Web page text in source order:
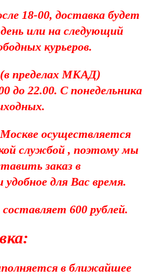
18-00, доставка будет
или на следующий
курьеров.
пределах МКАД)
до 22.00. С понедельника
осуществляется
службой , поэтому мы
заказ в
для Вас время.
600 рублей.
в ближайшее